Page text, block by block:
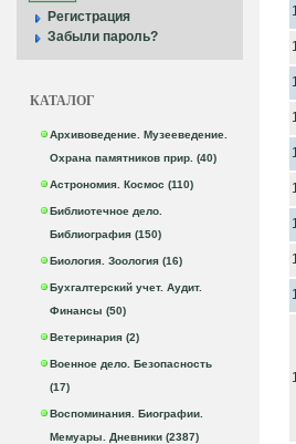
Регистрация
Забыли пароль?
КАТАЛОГ
Архивоведение. Музееведение.
Охрана памятников прир. (40)
Астрономия. Космос (110)
Библиотечное дело.
Библиография (150)
Биология. Зоология (16)
Бухгалтерский учет. Аудит.
Финансы (50)
Ветеринария (2)
Военное дело. Безопасность
(17)
Воспоминания. Биографии.
Мемуары. Дневники (2387)